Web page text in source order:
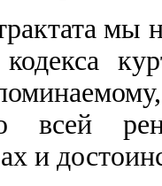
всей
и